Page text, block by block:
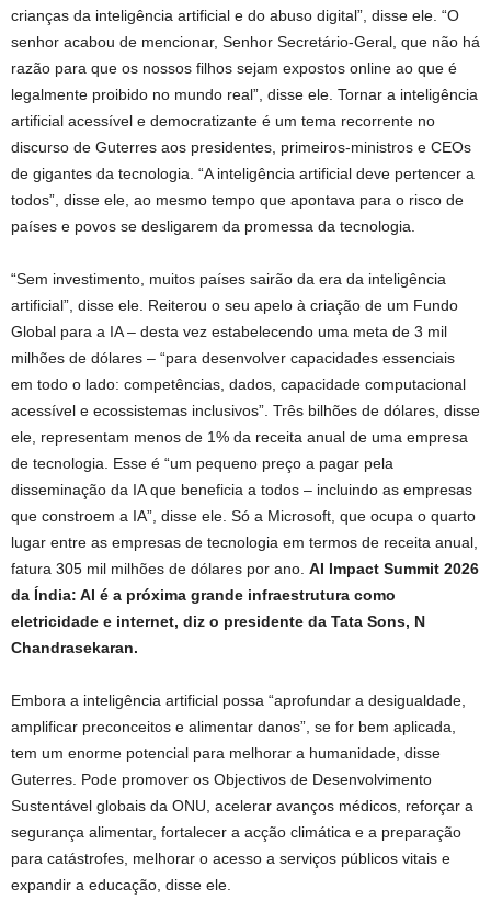
crianças da inteligência artificial e do abuso digital”, disse ele. “O
senhor acabou de mencionar, Senhor Secretário-Geral, que não há
razão para que os nossos filhos sejam expostos online ao que é
legalmente proibido no mundo real”, disse ele. Tornar a inteligência
artificial acessível e democratizante é um tema recorrente no
discurso de Guterres aos presidentes, primeiros-ministros e CEOs
de gigantes da tecnologia. “A inteligência artificial deve pertencer a
todos”, disse ele, ao mesmo tempo que apontava para o risco de
países e povos se desligarem da promessa da tecnologia.
“Sem investimento, muitos países sairão da era da inteligência
artificial”, disse ele. Reiterou o seu apelo à criação de um Fundo
Global para a IA – desta vez estabelecendo uma meta de 3 mil
milhões de dólares – “para desenvolver capacidades essenciais
em todo o lado: competências, dados, capacidade computacional
acessível e ecossistemas inclusivos”. Três bilhões de dólares, disse
ele, representam menos de 1% da receita anual de uma empresa
de tecnologia. Esse é “um pequeno preço a pagar pela
disseminação da IA ​​que beneficia a todos – incluindo as empresas
que constroem a IA”, disse ele. Só a Microsoft, que ocupa o quarto
lugar entre as empresas de tecnologia em termos de receita anual,
fatura 305 mil milhões de dólares por ano. AI Impact Summit 2026
da Índia: AI é a próxima grande infraestrutura como
eletricidade e internet, diz o presidente da Tata Sons, N
Chandrasekaran.
Embora a inteligência artificial possa “aprofundar a desigualdade,
amplificar preconceitos e alimentar danos”, se for bem aplicada,
tem um enorme potencial para melhorar a humanidade, disse
Guterres. Pode promover os Objectivos de Desenvolvimento
Sustentável globais da ONU, acelerar avanços médicos, reforçar a
segurança alimentar, fortalecer a acção climática e a preparação
para catástrofes, melhorar o acesso a serviços públicos vitais e
expandir a educação, disse ele.